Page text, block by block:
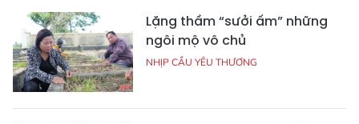
Lặng thầm “sưởi ấm” những
ngôi mộ vô chủ
NHỊP CẦU YÊU THƯƠNG